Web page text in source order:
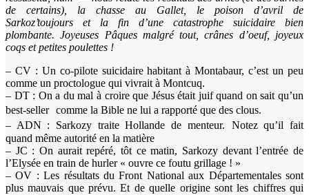
de certains), la chasse au Gallet, le poison d’avril de
Sarkoz’toujours et la fin d’une catastrophe suicidaire bien
plombante. Joyeuses Pâques malgré tout, crânes d’oeuf, joyeux
coqs et petites poulettes !
– CV : Un co-pilote suicidaire habitant à Montabaur, c’est un peu
comme un proctologue qui vivrait à Montcuq.
– DT : On a du mal à croire que Jésus était juif quand on sait qu’un
best-seller comme la Bible ne lui a rapporté que des clous.
– ADN : Sarkozy traite Hollande de menteur. Notez qu’il fait
quand même autorité en la matière
– JC : On aurait repéré, tôt ce matin, Sarkozy devant l’entrée de
l’Elysée en train de hurler « ouvre ce foutu grillage ! »
– OV : Les résultats du Front National aux Départementales sont
plus mauvais que prévu. Et de quelle origine sont les chiffres qui